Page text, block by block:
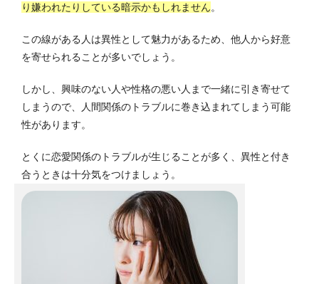
り嫌われたりしている暗示かもしれません。
この線がある人は異性として魅力があるため、他人から好意
を寄せられることが多いでしょう。
しかし、興味のない人や性格の悪い人まで一緒に引き寄せて
しまうので、人間関係のトラブルに巻き込まれてしまう可能
性があります。
とくに恋愛関係のトラブルが生じることが多く、異性と付き
合うときは十分気をつけましょう。